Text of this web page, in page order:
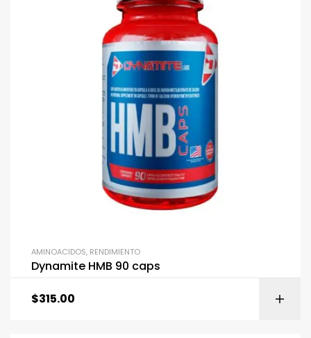
AMINOACIDOS, RENDIMIENTO
Dynamite HMB 90 caps
$315.00